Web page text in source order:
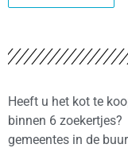
Heeft u het kot te
binnen 6
gemeentes in de